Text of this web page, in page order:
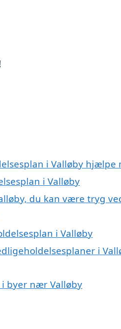
i Valløby hjælpe
i Valløby
du kan være tryg
i Valløby
i
byer nær Valløby